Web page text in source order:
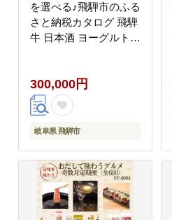
を選べる♪飛騨市のふる
さと納税カタログ 飛騨
牛 日本酒 ヨーグルト
[HT037CAT]
300,000円
岐阜県 飛騨市